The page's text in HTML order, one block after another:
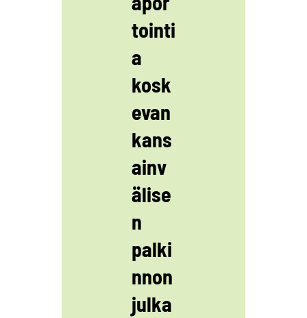
tointi
a
kosk
evan
kans
ainv
älise
n
palki
nnon
julka